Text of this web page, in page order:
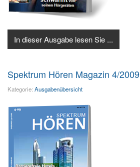
In dieser Ausgabe lesen Sie ...
Spektrum Hören Magazin 4/2009
Kategorie: Ausgabenübersicht